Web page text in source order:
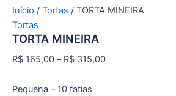
Início / Tortas / TORTA MINEIRA
Tortas
TORTA MINEIRA
R$ 165,00 – R$ 315,00
Pequena – 10 fatias